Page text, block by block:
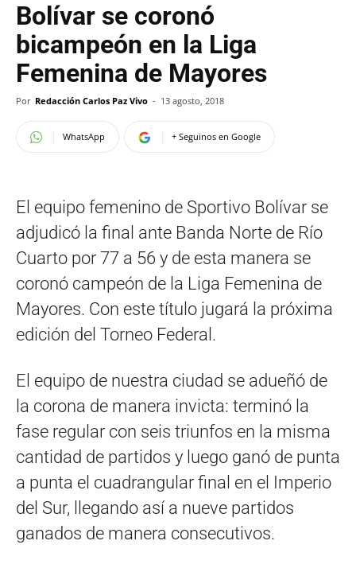
Bolívar se coronó
bicampeón en la Liga
Femenina de Mayores
Por Redacción Carlos Paz Vivo - 13 agosto, 2018
WhatsApp + Seguinos en Google
El equipo femenino de Sportivo Bolívar se
adjudicó la final ante Banda Norte de Río
Cuarto por 77 a 56 y de esta manera se
coronó campeón de la Liga Femenina de
Mayores. Con este título jugará la próxima
edición del Torneo Federal.
El equipo de nuestra ciudad se adueñó de
la corona de manera invicta: terminó la
fase regular con seis triunfos en la misma
cantidad de partidos y luego ganó de punta
a punta el cuadrangular final en el Imperio
del Sur, llegando así a nueve partidos
ganados de manera consecutivos.